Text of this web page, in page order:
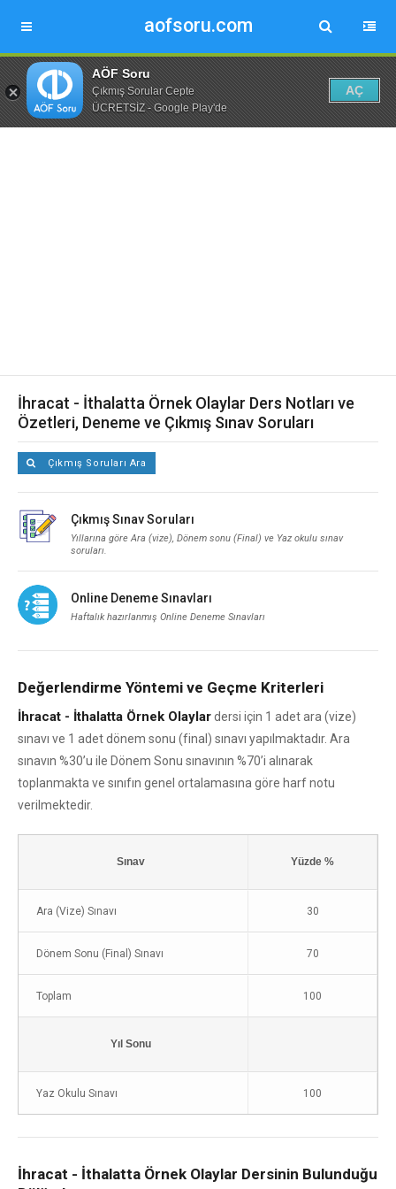
aofsoru.com
AÖF Soru
Çıkmış Sorular Cepte
ÜCRETSİZ - Google Play'de
AÇ
İhracat - İthalatta Örnek Olaylar Ders Notları ve
Özetleri, Deneme ve Çıkmış Sınav Soruları
Çıkmış Soruları Ara
Çıkmış Sınav Soruları
Yıllarına göre Ara (vize), Dönem sonu (Final) ve Yaz okulu sınav
soruları.
Online Deneme Sınavları
Haftalık hazırlanmış Online Deneme Sınavları
Değerlendirme Yöntemi ve Geçme Kriterleri
İhracat - İthalatta Örnek Olaylardersi için 1 adet ara (vize)
sınavı ve 1 adet dönem sonu (final) sınavı yapılmaktadır. Ara
sınavın %30’u ile Dönem Sonu sınavının %70’i alınarak
toplanmakta ve sınıfın genel ortalamasına göre harf notu
verilmektedir.
Sınav Yüzde %
Ara (Vize) Sınavı 30
Dönem Sonu (Final) Sınavı 70
Toplam 100
Yıl Sonu
Yaz Okulu Sınavı 100
İhracat - İthalatta Örnek Olaylar Dersinin Bulunduğu